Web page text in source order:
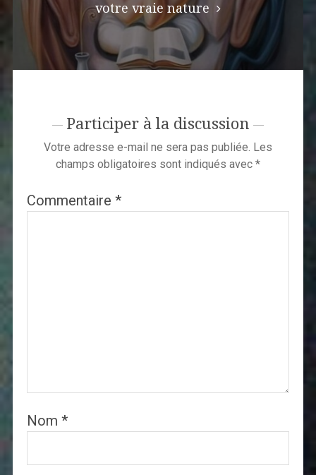
votre vraie nature
Participer à la discussion
Votre adresse e-mail ne sera pas publiée. Les
champs obligatoires sont indiqués avec *
Commentaire *
Nom *